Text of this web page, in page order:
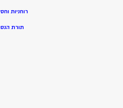
רוחניות
תורת